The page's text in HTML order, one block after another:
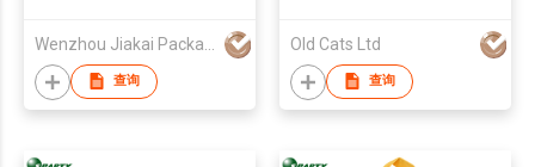
查询
Old Cats Ltd
查询